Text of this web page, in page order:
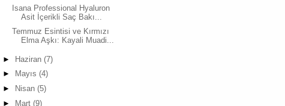
Isana Professional Hyaluron
Asit İçerikli Saç Bakı...
Temmuz Esintisi ve Kırmızı
Elma Aşkı: Kayali Muadi...
► Haziran (7)
►
Mayıs (4)
►
Nisan (5)
►
Mart (9)